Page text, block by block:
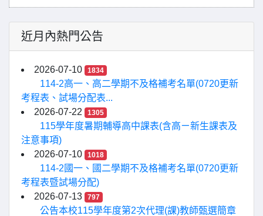
近月內熱門公告
2026-07-10 1834
114-2高一、高二學期不及格補考名單(0720更新
考程表、試場分配表...
2026-07-22
1305
115學年度暑期輔導高中課表(含高ㄧ新生課表及
注意事項)
2026-07-10
1018
114-2國一、國二學期不及格補考名單(0720更新
考程表暨試場分配)
2026-07-13
797
公告本校115學年度第2次代理(課)教師甄選簡章